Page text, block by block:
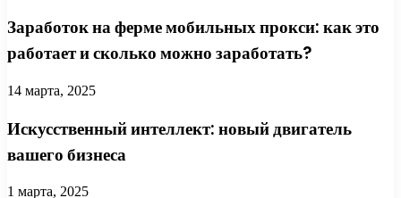
Заработок на ферме мобильных прокси: как это
работает и сколько можно заработать?
14 марта, 2025
Искусственный интеллект: новый двигатель
вашего бизнеса
1 марта, 2025